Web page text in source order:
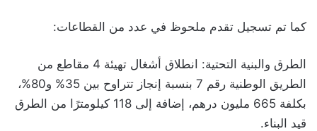
كما تم تسجيل تقدم ملحوظ في عدد من القطاعات:
الطرق والبنية التحتية: انطلاق أشغال تهيئة 4 مقاطع من
الطريق الوطنية رقم 7 بنسبة إنجاز تتراوح بين 35% و80%،
بكلفة 665 مليون درهم، إضافة إلى 118 كيلومترًا من الطرق
قيد البناء.